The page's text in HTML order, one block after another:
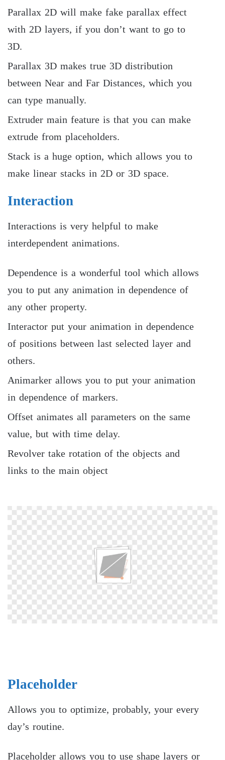
Parallax 2D will make fake parallax effect
with 2D layers, if you don’t want to go to
3D.
Parallax 3D makes true 3D distribution
between Near and Far Distances, which you
can type manually.
Extruder main feature is that you can make
extrude from placeholders.
Stack is a huge option, which allows you to
make linear stacks in 2D or 3D space.
Interaction
Interactions is very helpful to make
interdependent animations.
Dependence is a wonderful tool which allows
you to put any animation in dependence of
any other property.
Interactor put your animation in dependence
of positions between last selected layer and
others.
Animarker allows you to put your animation
in dependence of markers.
Offset animates all parameters on the same
value, but with time delay.
Revolver take rotation of the objects and
links to the main object
Placeholder
Allows you to optimize, probably, your every
day’s routine.
Placeholder allows you to use shape layers or